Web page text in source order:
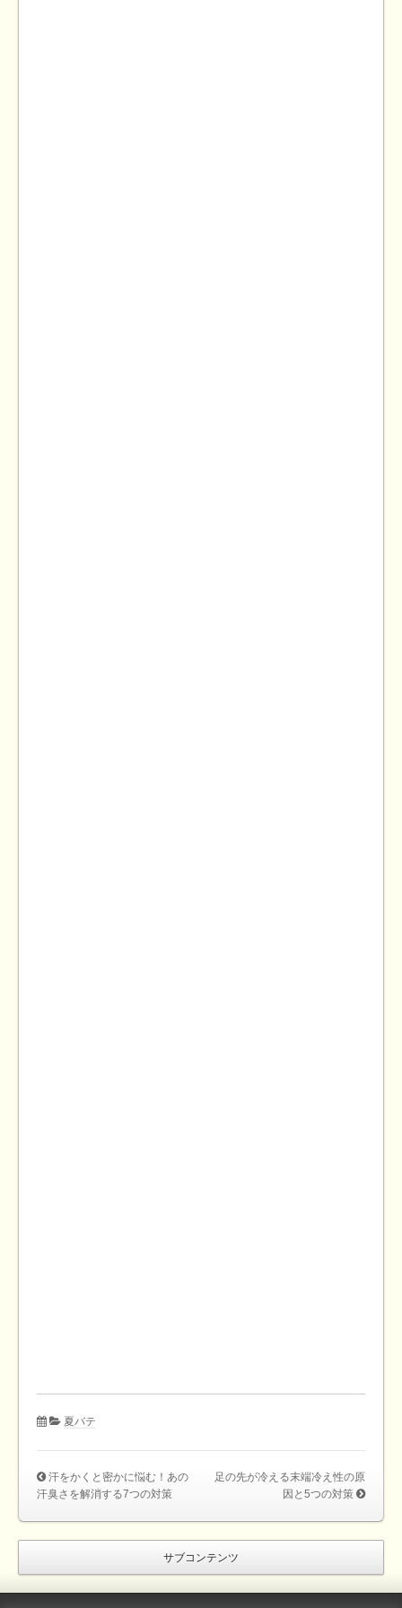
夏バテ
汗をかくと密かに悩む！あの
汗臭さを解消する7つの対策
足の先が冷える末端冷え性の原
因と5つの対策
サブコンテンツ